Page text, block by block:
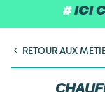
RETOUR AUX